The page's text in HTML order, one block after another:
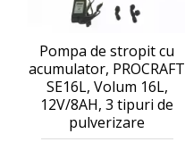
Pompa de stropit cu
acumulator, PROCRAFT
SE16L, Volum 16L,
12V/8AH, 3 tipuri de
pulverizare